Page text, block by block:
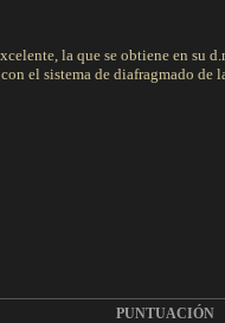
la que se obtiene en su
el sistema de diafragmado de
PUNTUACIÓN